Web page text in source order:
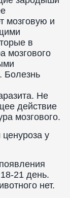
мозговую и
в
мозгового
Болезнь
Не
действие
мозгового.
ценуроза у
21 день.
нет.